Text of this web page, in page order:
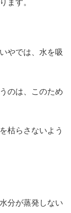
ます。
やでは、水を吸
のは、このため
枯らさないよう
分が蒸発しない